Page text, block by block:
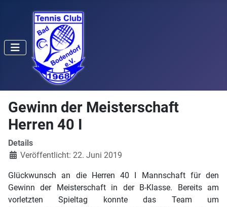
Gewinn der Meisterschaft
Herren 40 I
Details
Veröffentlicht: 22. Juni 2019
Glückwunsch an die Herren 40 I Mannschaft für den
Gewinn der Meisterschaft in der B-Klasse. Bereits am
vorletzten Spieltag konnte das Team um